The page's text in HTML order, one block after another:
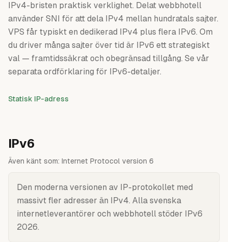
IPv4-bristen praktisk verklighet. Delat webbhotell
använder SNI för att dela IPv4 mellan hundratals sajter.
VPS får typiskt en dedikerad IPv4 plus flera IPv6. Om
du driver många sajter över tid är IPv6 ett strategiskt
val — framtidssäkrat och obegränsad tillgång. Se vår
separata ordförklaring för IPv6-detaljer.
Statisk IP-adress
IPv6
Även känt som: Internet Protocol version 6
Den moderna versionen av IP-protokollet med
massivt fler adresser än IPv4. Alla svenska
internetleverantörer och webbhotell stöder IPv6
2026.